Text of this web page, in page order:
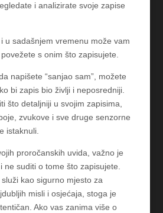
i analizirate svoje zapise
u sadašnjem vremenu može vam
s onim što zapisujete.
napišete “sanjao sam”, možete
bi zapis bio življi i neposredniji.
što detaljniji u svojim zapisima,
zvukove i sve druge senzorne
istaknuli.
proročanskih uvida, važno je
ne suditi o tome što zapisujete.
kao sigurno mjesto za
misli i osjećaja, stoga je
Ako vas zanima više o